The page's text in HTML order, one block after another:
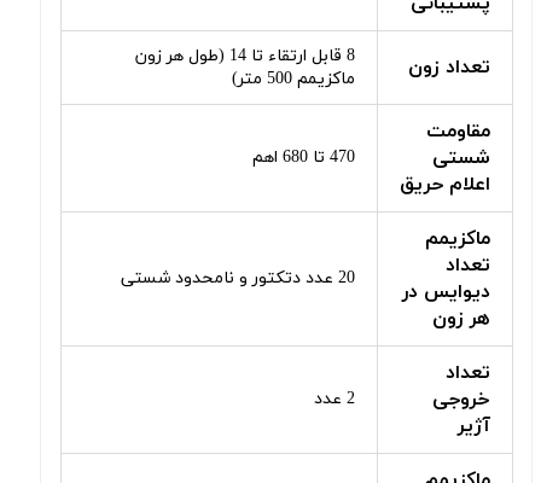
تعداد زون
8 قابل ارتقاء تا 14 (طول هر زون
ماکزیمم 500 متر)
مقاومت
شستی
اعلام حریق
470 تا 680 اهم
ماکزیمم
تعداد
دیوایس در
هر زون
20 عدد دتکتور و نامحدود شستی
تعداد
خروجی
آژیر
2 عدد